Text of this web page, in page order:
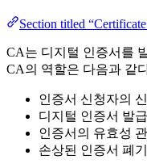
Section titled
CA는 디지털 인증서를
CA의 역할은 다음과 같
인증서 신청자의
디지털 인증서 발급
인증서의 유효성 관
손상된 인증서 폐기